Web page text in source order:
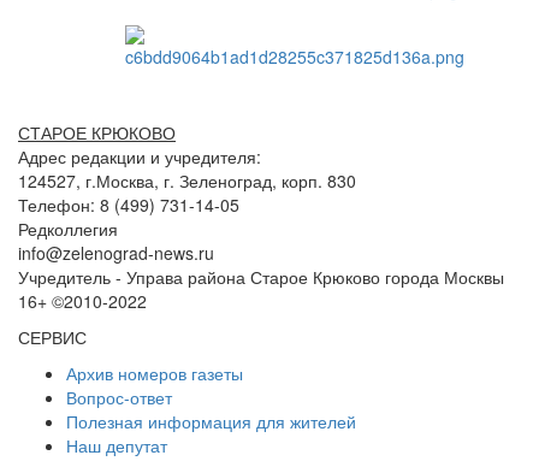
СТАРОЕ КРЮКОВО
Адрес редакции и учредителя:
124527, г.Москва, г. Зеленоград, корп. 830
Телефон: 8 (499) 731-14-05
Редколлегия
info@zelenograd-news.ru
Учредитель - Управа района Старое Крюково города Москвы
16+ ©2010-2022
СЕРВИС
Архив номеров газеты
Вопрос-ответ
Полезная информация для жителей
Наш депутат